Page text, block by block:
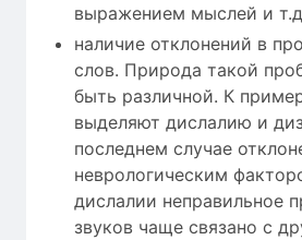
выражением мыслей и
наличие отклонений в
слов. Природа такой
быть различной. К
выделяют дислалию и
последнем случае
неврологическим
дислалии неправильное
звуков чаще связано с